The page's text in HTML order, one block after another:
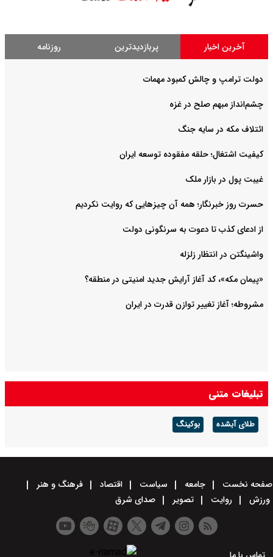
آخرین اخبار پربازدیدترین روزنامه
دولت ترامپ و چالش کمبود مهمات
چشم‌انداز مبهم صلح در غزه
ائتلاف مکه در سایه جنگ
کیفیت اشتغال؛ حلقه مفقوده توسعه ایران
غیبت پول در بازار ملک
حسرت روز خبرنگار؛ همه آن چیزهایی که روایت نکردیم
از ادعای کذب تا دعوت به سرنگونی دولت
واشینگتن در انتظار زلزله
«پیمان مکه»، کد آغاز آرایش جدید امنیتی در منطقه؟
مشروطه؛ آغاز تغییر توازن قدرت در ایران
تبلیغات متنی
طلای آبشده بوکینگ
صفحه نخست جامعه سیاست اقتصاد
فرهنگ و هنر
ورزش
روایت تصویر صدای شرق